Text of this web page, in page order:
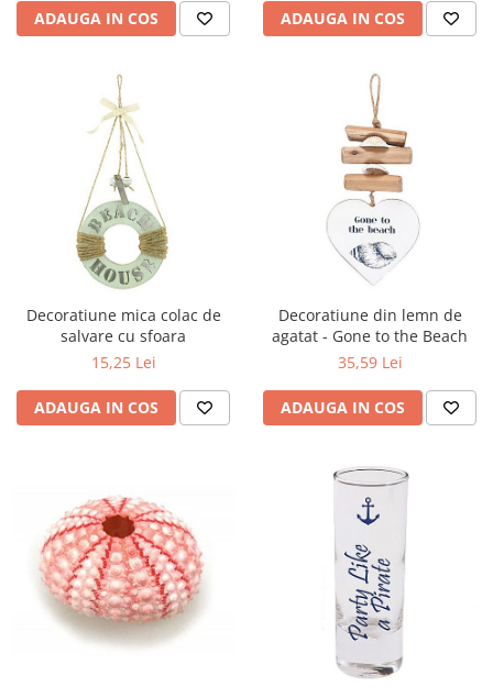
ADAUGA IN COS ADAUGA IN COS
Decoratiune mica colac de
salvare cu sfoara
15,25 Lei
ADAUGA IN COS
Decoratiune din lemn de
agatat - Gone to the Beach
35,59 Lei
ADAUGA IN COS